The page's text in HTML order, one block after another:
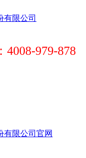
979-878